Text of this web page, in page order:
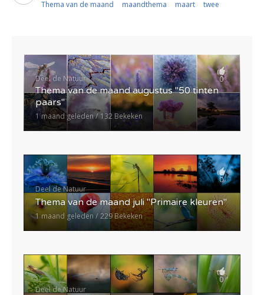
Thema van de maand maandthema maart twee
0
Deel de Natuur
Thema van de maand augustus "50 tinten
paars"
1 maand geleden 132 Bekeken
0
Deel de Natuur
Thema van de maand juli "Primaire kleuren"
1 maand geleden 229 Bekeken
0
Deel de Natuur